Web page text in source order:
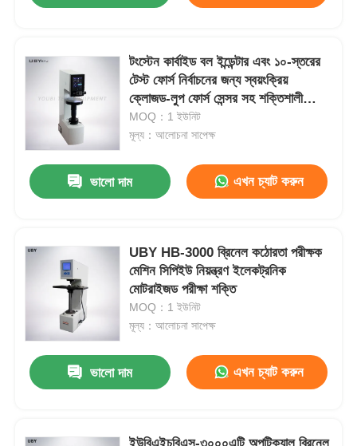
বাড়ি
টংস্টেন কার্বাইড বল ইন্ডেন্টার এবং ১০-স্তরের
টেস্ট ফোর্স নির্বাচনের জন্য স্বয়ংক্রিয়
ক্লোজড-লুপ ফোর্স সেন্সর সহ শক্তিশালী
ডিজিটাল ব্রিনেল হার্ডনেস টেস্টার
MOQ：1 ইউনিট
মূল্য：আলোচনা সাপেক্ষ
ভালো দাম এখন চ্যাট করুন
UBY HB-3000 ব্রিনেল কঠোরতা পরীক্ষক
মেশিন সিপিইউ নিয়ন্ত্রণ ইলেকট্রনিক
মোটরাইজড পরীক্ষা শক্তি
MOQ：1 ইউনিট
মূল্য：আলোচনা সাপেক্ষ
ভালো দাম এখন চ্যাট করুন